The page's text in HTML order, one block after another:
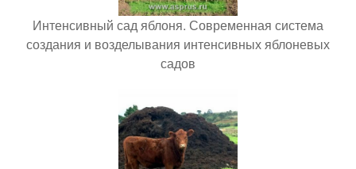
Интенсивный сад яблоня. Современная система
создания и возделывания интенсивных яблоневых
садов